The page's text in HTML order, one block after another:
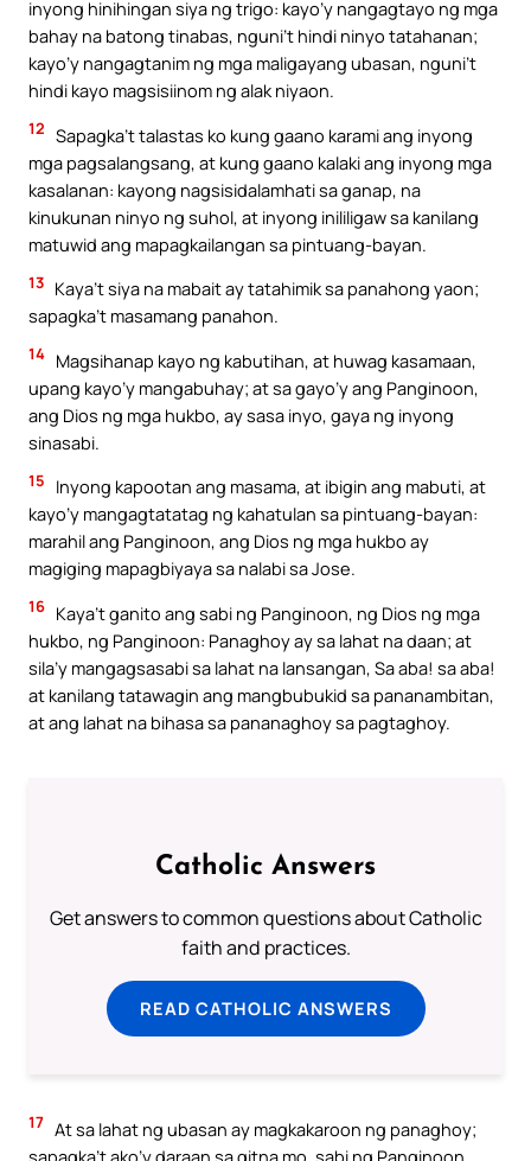
inyong hinihingan siya ng trigo: kayo’y nangagtayo ng mga
bahay na batong tinabas, nguni’t hindi ninyo tatahanan;
kayo’y nangagtanim ng mga maligayang ubasan, nguni’t
hindi kayo magsisiinom ng alak niyaon.
12 Sapagka’t talastas ko kung gaano karami ang inyong
mga pagsalangsang, at kung gaano kalaki ang inyong mga
kasalanan: kayong nagsisidalamhati sa ganap, na
kinukunan ninyo ng suhol, at inyong inililigaw sa kanilang
matuwid ang mapagkailangan sa pintuang-bayan.
13 Kaya’t siya na mabait ay tatahimik sa panahong yaon;
sapagka’t masamang panahon.
14 Magsihanap kayo ng kabutihan, at huwag kasamaan,
upang kayo’y mangabuhay; at sa gayo’y ang Panginoon,
ang Dios ng mga hukbo, ay sasa inyo, gaya ng inyong
sinasabi.
15
Inyong kapootan ang masama, at ibigin ang mabuti, at
kayo’y mangagtatatag ng kahatulan sa pintuang-bayan:
marahil ang Panginoon, ang Dios ng mga hukbo ay
magiging mapagbiyaya sa nalabi sa Jose.
16 Kaya’t ganito ang sabi ng Panginoon, ng Dios ng mga
hukbo, ng Panginoon: Panaghoy ay sa lahat na daan; at
sila’y mangagsasabi sa lahat na lansangan, Sa aba! sa aba!
at kanilang tatawagin ang mangbubukid sa pananambitan,
at ang lahat na bihasa sa pananaghoy sa pagtaghoy.
Catholic Answers
Get answers to common questions about Catholic
faith and practices.
READ CATHOLIC ANSWERS
17 At sa lahat ng ubasan ay magkakaroon ng panaghoy;
sapagka’t ako’y daraan sa gitna mo, sabi ng Panginoon.